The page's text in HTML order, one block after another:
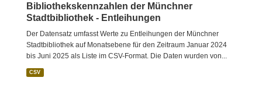
Bibliothekskennzahlen der Münchner
Stadtbibliothek - Entleihungen
Der Datensatz umfasst Werte zu Entleihungen der Münchner
Stadtbibliothek auf Monatsebene für den Zeitraum Januar 2024
bis Juni 2025 als Liste im CSV-Format. Die Daten wurden von...
CSV